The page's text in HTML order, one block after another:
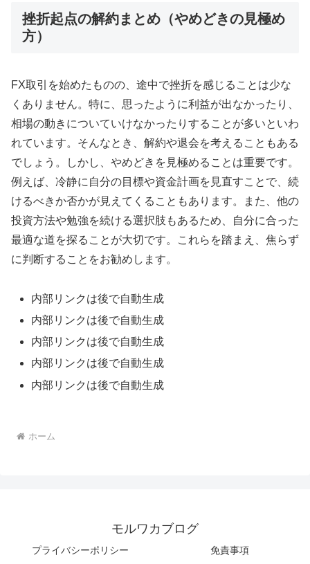
挫折起点の解約まとめ（やめどきの見極め
方）
FX取引を始めたものの、途中で挫折を感じることは少な
くありません。特に、思ったように利益が出なかったり、
相場の動きについていけなかったりすることが多いといわ
れています。そんなとき、解約や退会を考えることもある
でしょう。しかし、やめどきを見極めることは重要です。
例えば、冷静に自分の目標や資金計画を見直すことで、続
けるべきか否かが見えてくることもあります。また、他の
投資方法や勉強を続ける選択肢もあるため、自分に合った
最適な道を探ることが大切です。これらを踏まえ、焦らず
に判断することをお勧めします。
内部リンクは後で自動生成
内部リンクは後で自動生成
内部リンクは後で自動生成
内部リンクは後で自動生成
内部リンクは後で自動生成
ホーム
モルワカブログ
プライバシーポリシー 免責事項